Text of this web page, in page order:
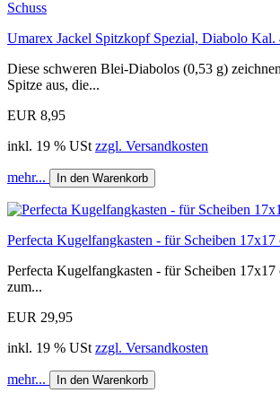
Umarex Jackel Spitzkopf Spezial, Diabolo Kal.
Diese schweren Blei-Diabolos (0,53 g)
Spitze aus, die...
EUR 8,95
inkl. 19 % USt zzgl. Versandkosten
mehr... In den Warenkorb
Perfecta Kugelfangkasten - für Scheiben 17x17
Perfecta Kugelfangkasten - für Scheiben 17x17
zum...
EUR 29,95
inkl. 19 % USt zzgl. Versandkosten
mehr... In den Warenkorb